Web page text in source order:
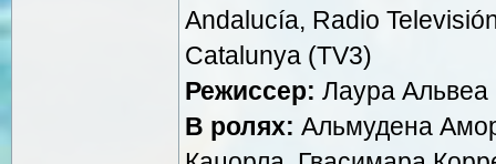
Andalucía, Radio
Catalunya (TV3)
Режиссер: Лаура Альвеа
В ролях: Альмудена